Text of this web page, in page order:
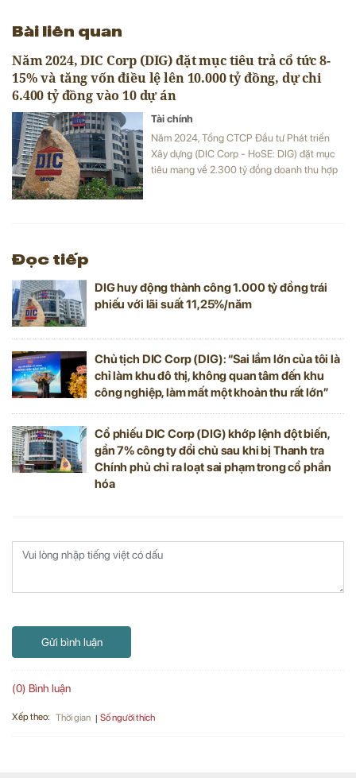
Bài liên quan
Năm 2024, DIC Corp (DIG) đặt mục tiêu trả cổ tức 8-
15% và tăng vốn điều lệ lên 10.000 tỷ đồng, dự chi
6.400 tỷ đồng vào 10 dự án
Tài chính
Năm 2024, Tổng CTCP Đầu tư Phát triển
Xây dựng (DIC Corp - HoSE: DIG) đặt mục
tiêu mang về 2.300 tỷ đồng doanh thu hợp
Đọc tiếp
DIG huy động thành công 1.000 tỷ đồng trái
phiếu với lãi suất 11,25%/năm
Chủ tịch DIC Corp (DIG): “Sai lầm lớn của tôi là
chỉ làm khu đô thị, không quan tâm đến khu
công nghiệp, làm mất một khoản thu rất lớn”
Cổ phiếu DIC Corp (DIG) khớp lệnh đột biến,
gần 7% công ty đổi chủ sau khi bị Thanh tra
Chính phủ chỉ ra loạt sai phạm trong cổ phần
hóa
Gửi bình luận
(0) Bình luận
Xếp theo: Thời gian Số người thích